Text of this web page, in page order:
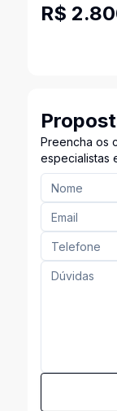
R$
Preencha os
especialistas